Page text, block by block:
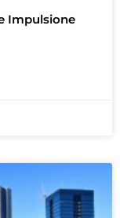
Impulsione